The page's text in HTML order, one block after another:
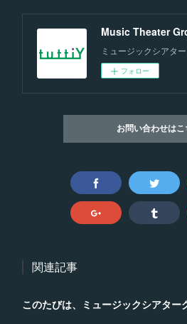
Music Theater
ミュージックシアタ
フォロー
お問い合わせはこ
関連記事